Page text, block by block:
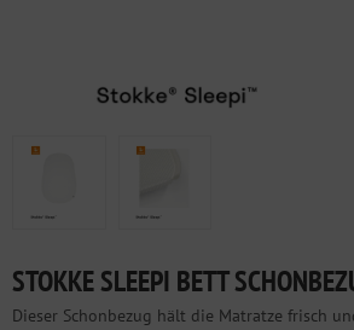
STOKKE SLEEPI BETT
Dieser Schonbezug hält die Matratze frisch